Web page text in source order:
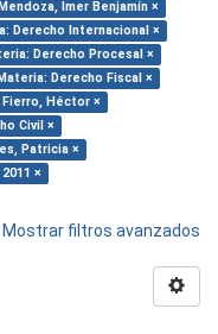
Imer Benjamín ×
Derecho Internacional ×
Derecho Procesal ×
Derecho Fiscal ×
Fierro, Héctor ×
Civil ×
Patricia ×
×
Mostrar filtros avanzados